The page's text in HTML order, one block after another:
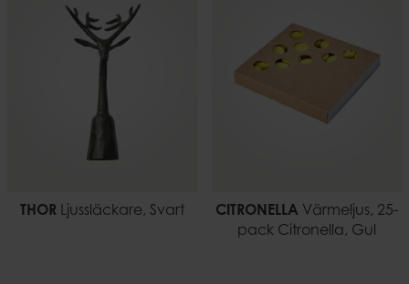
THOR Ljussläckare, Svart CITRONELLA Värmeljus, 25-
pack Citronella, Gul